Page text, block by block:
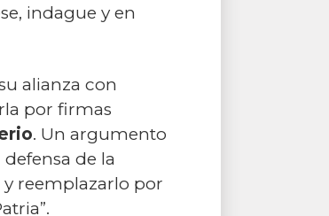
indague y en
alianza con
por firmas
. Un argumento
de la
reemplazarlo por